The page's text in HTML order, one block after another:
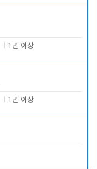
1년 이상
1년 이상